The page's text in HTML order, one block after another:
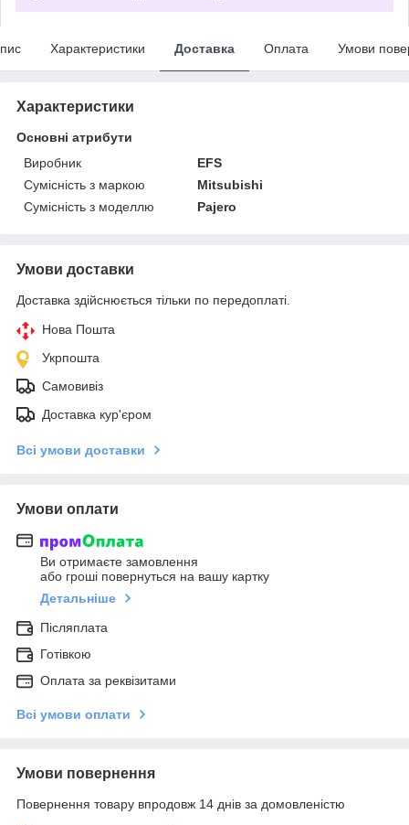
Характеристики Доставка Оплата Умови
Характеристики
Основні атрибути
Виробник
EFS
Сумісність з маркою
Mitsubishi
Сумісність з моделлю
Pajero
Умови доставки
Доставка здійснюється тільки по передоплаті.
Нова Пошта
Укрпошта
Самовивіз
Доставка кур'єром
Всі умови доставки
Умови оплати
Ви отримаєте замовлення
або гроші повернуться на вашу картку
Детальніше
Післяплата
Готівкою
Оплата за реквізитами
Всі умови оплати
Умови повернення
Повернення товару впродовж 14 днів за домовленістю